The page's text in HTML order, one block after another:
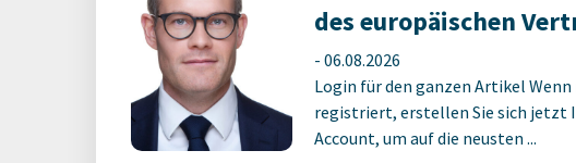
des europäischen
- 06.08.2026
Login für den ganzen Artikel
registriert, erstellen Sie sich jetzt
Account, um auf die neusten ...